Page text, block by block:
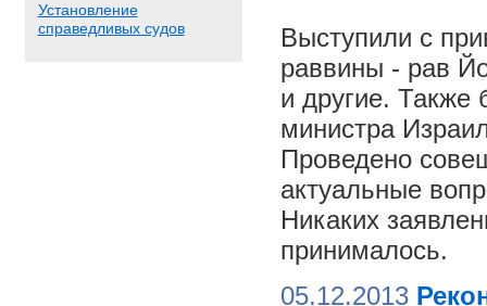
Установление
справедливых судов
Выступили с
раввины - рав
и другие. Также
министра
Проведено
актуальные
Никаких
принималось.
05.12.2013